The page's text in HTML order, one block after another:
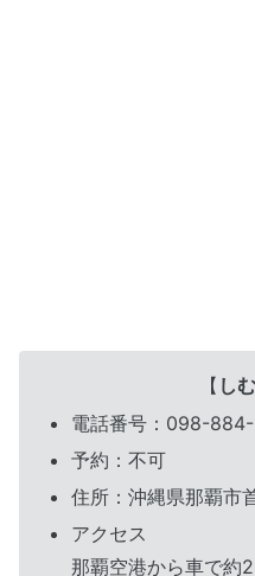
【 し
電話番号：098-
予約：不可
住所：沖縄県那覇市
アクセス
那覇空港から車で約